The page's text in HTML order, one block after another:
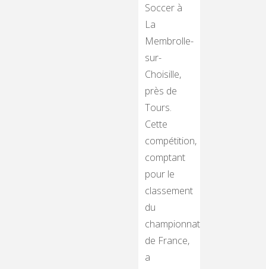
Soccer à
La
Membrolle-
sur-
Choisille,
près de
Tours.
Cette
compétition,
comptant
pour le
classement
du
championnat
de France,
a